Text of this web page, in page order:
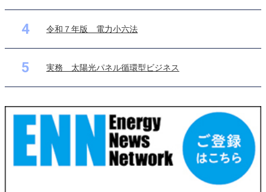
4 令和７年版 電力小六法
5 実務 太陽光パネル循環型ビジネス